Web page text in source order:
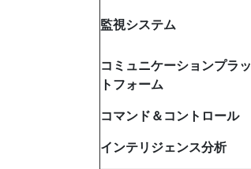
監視システム
コミュニケーションプラッ
トフォーム
コマンド＆コントロール
インテリジェンス分析